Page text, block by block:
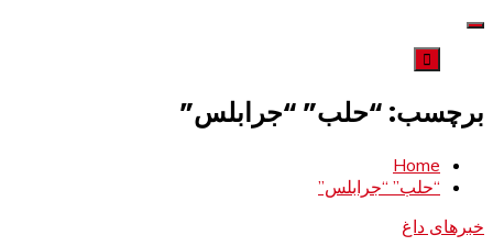
برچسب: “حلب” “جرابلس”
Home
“حلب” “جرابلس”
خبرهای داغ